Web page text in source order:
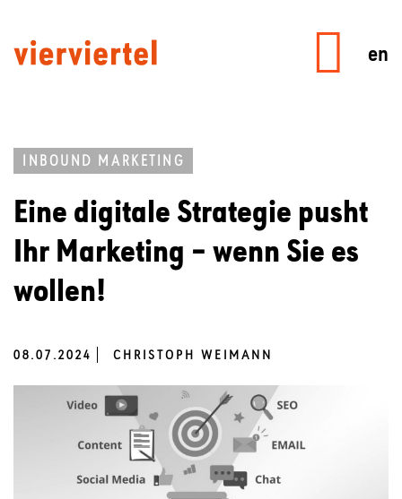
en
INBOUND MARKETING
Eine digitale Strategie pusht
Ihr Marketing – wenn Sie es
wollen!
08.07.2024 CHRISTOPH WEIMANN